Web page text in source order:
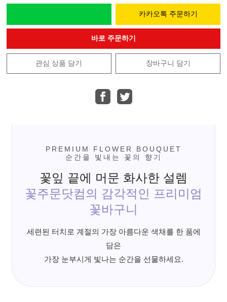
카카오톡 주문하기
바로 주문하기
관심 상품 담기 장바구니 담기
PREMIUM FLOWER BOUQUET
순간을 빛내는 꽃의 향기
꽃잎 끝에 머문 화사한 설렘
꽃주문닷컴의 감각적인 프리미엄
꽃바구니
세련된 터치로 계절의 가장 아름다운 색채를 한 품에
담은
가장 눈부시게 빛나는 순간을 선물하세요.